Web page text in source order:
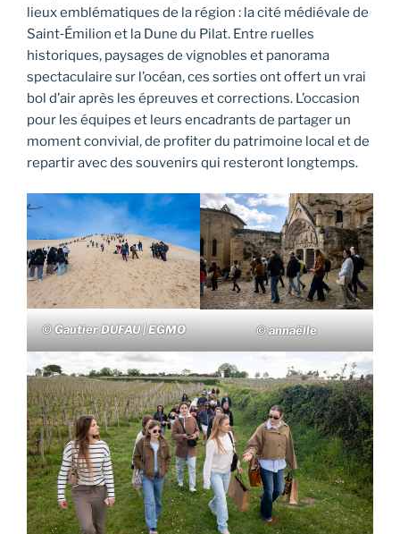
lieux emblématiques de la région : la cité médiévale de
Saint‑Émilion et la Dune du Pilat. Entre ruelles
historiques, paysages de vignobles et panorama
spectaculaire sur l’océan, ces sorties ont offert un vrai
bol d’air après les épreuves et corrections. L’occasion
pour les équipes et leurs encadrants de partager un
moment convivial, de profiter du patrimoine local et de
repartir avec des souvenirs qui resteront longtemps.
© Gautier DUFAU | EGMO © annaëlle